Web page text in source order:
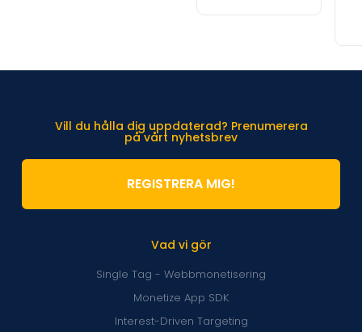
Vad vi gör
Single Tag - Webbmonetisering
Monetize App SDK
Interest-Driven Targeting
Vill du hålla dig uppdaterad? Prenumerera
på vårt nyhetsbrev
REGISTRERA MIG!